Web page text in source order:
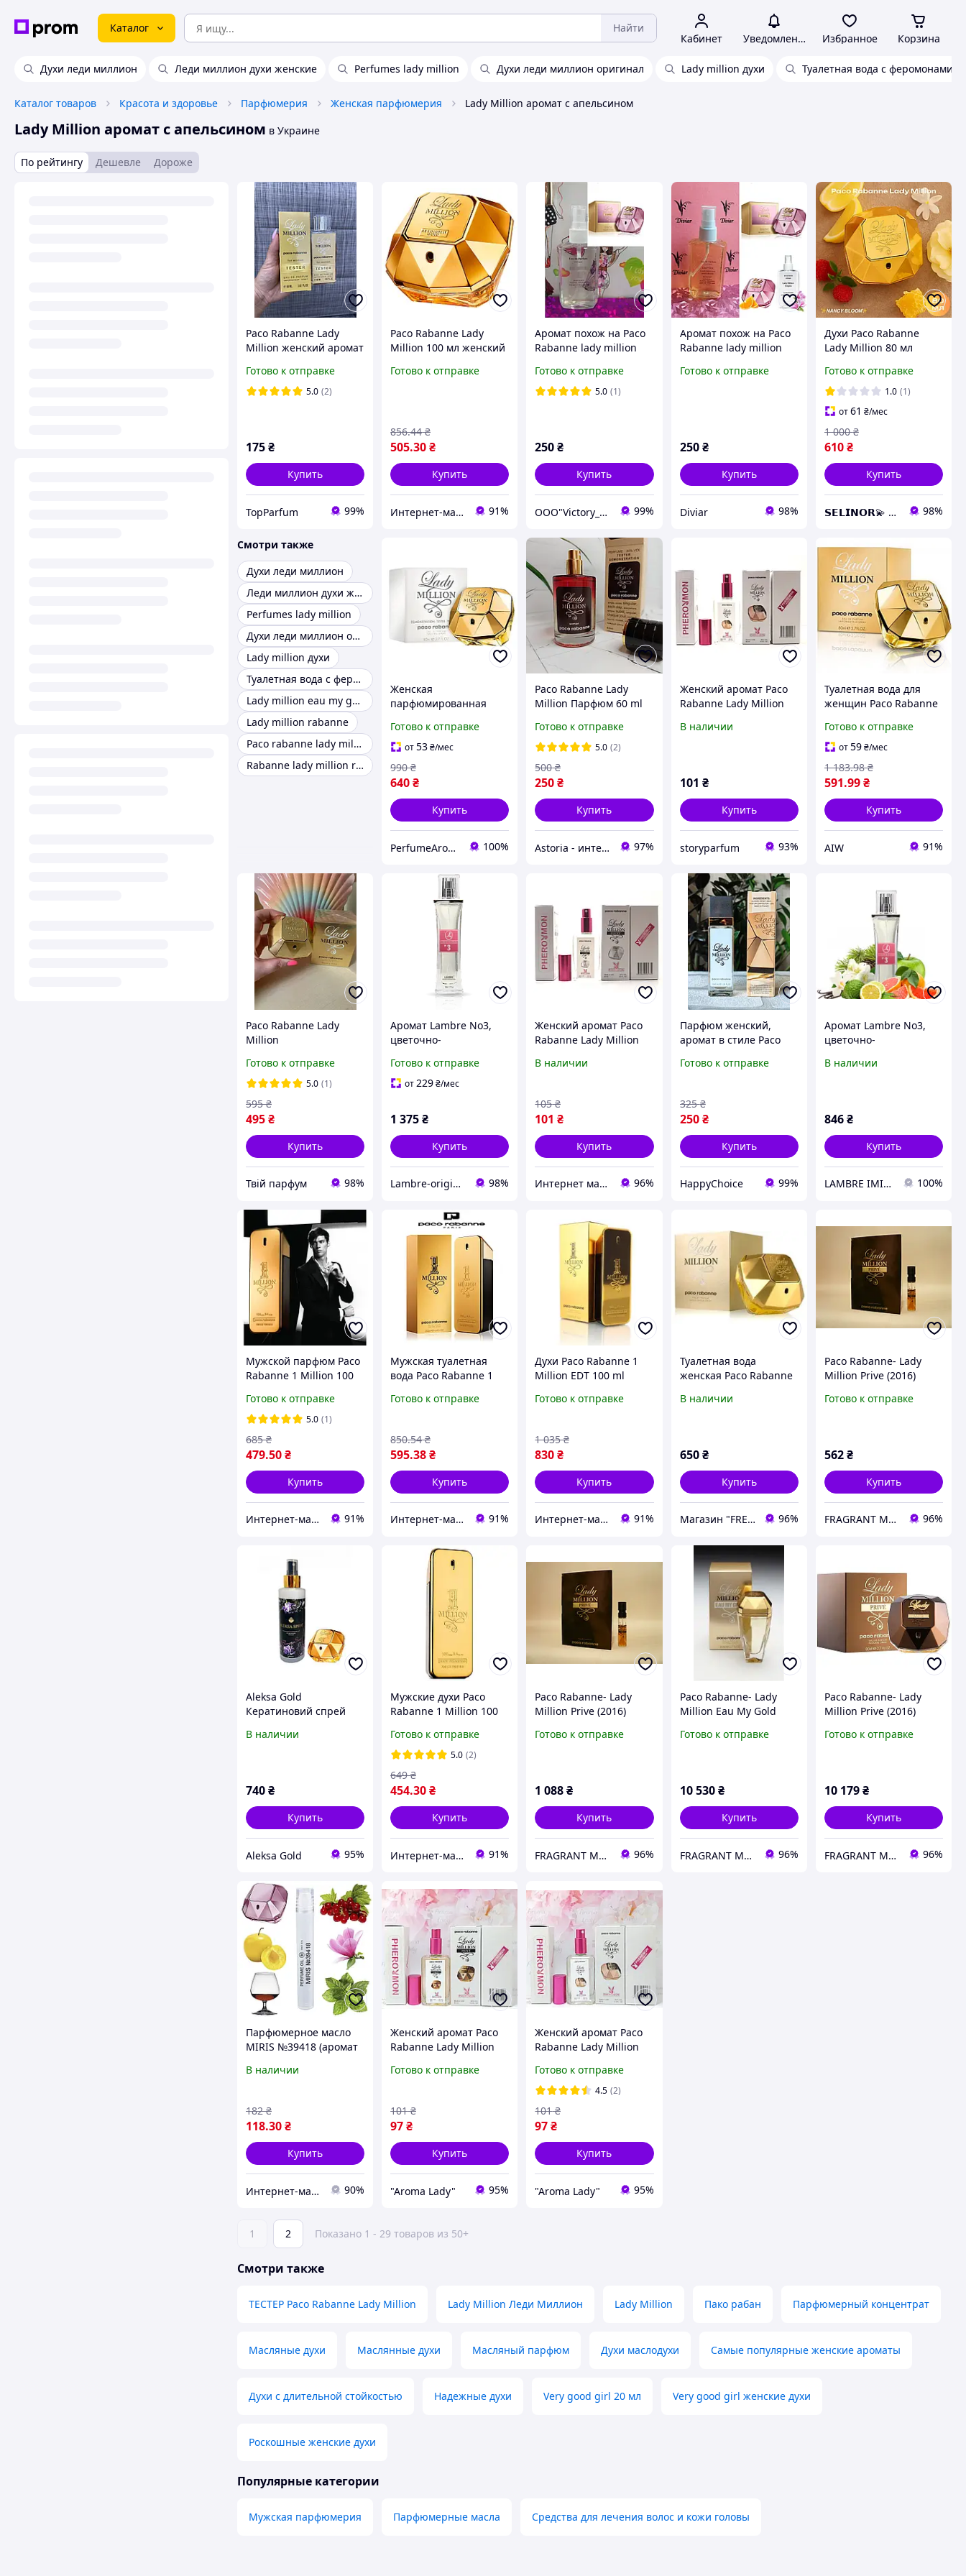
Каталог Найти
Кабинет Уведомления Избранное Корзина
Духи леди миллион Леди миллион духи женские Perfumes lady million Духи леди миллион оригинал Lady million духи Туалетная вода с феромонами
Каталог товаров Красота и здоровье Парфюмерия Женская парфюмерия Lady Million аромат с апельсином
Lady Million аромат с апельсином в Украине
По рейтингу Дешевле Дороже
Paco Rabanne Lady
Million женский аромат
Готово к отправке
5.0 (2)
175₴
Купить
TopParfum 99%
Paco Rabanne Lady
Million 100 мл женский
роскоши и соблазна,
Готово к отправке
505.30₴
856.44 ₴
Купить
Интернет-магазин Allegoriya 91%
Аромат похож на Paco
Rabanne lady million
французские духи,
парфюмерная вода,
Готово к отправке
5.0 (1)
250₴
Купить
OOO"Victory_Parfumerie" 99%
Аромат похож на Paco
Rabanne lady million
французские духи,
Готово к отправке
250 ₴
Купить
Diviar 98%
Духи Paco Rabanne
Lady Million 80 мл
фруктовый аромат
парфюма Пако Рабан
Лэйди Миллион
Готово к отправке
1.0 (1)
от61 ₴/мес
610₴
1 000 ₴
Купить
𝗦𝗘𝗟𝗜𝗡𝗢𝗥💫 Искусство аромата 98%
Смотри также
Духи леди миллион
Леди миллион духи женские
Perfumes lady million
Духи леди миллион оригинал
Lady million духи
Туалетная вода с феромонами для женщин
Lady million eau my gold
Lady million rabanne
Paco rabanne lady million летуаль
Rabanne lady million royal
Женская
парфюмированная
Lady Million 80ml
тестер оригинал,
цветочный фруктовый
аромат
Готово к отправке
от53₴/мес
640₴
990 ₴
Купить
PerfumeAroma 100%
Paco Rabanne Lady
Million Парфюм 60 ml
Пако Рабан Леди
Миллион Милион
Аромат Духи
Готово к отправке
5.0 (2)
250₴
500 ₴
Купить
Astoria - интернет-магазин косметики и парфюмерии 97%
Женский аромат Paco
Rabanne Lady Million
Миллион) с феромоном
В наличии
101 ₴
Купить
storyparfum 93%
Туалетная вода для
женщин Paco Rabanne
(свежий цветочный
аромат) Леди Миллион
AIW W
Готово к отправке
от59₴/мес
591.99₴
1 183.98 ₴
Купить
AIW 91%
Paco Rabanne Lady
Million
вода 80 ml Пако Рабан
Леди Миллион Милион
Готово к отправке
5.0 (1)
495₴
595 ₴
Купить
Твій парфум 98%
Аромат Lambre No3,
цветочно-
соблазнительной
сладостью - LADY
вода, 50мл
Готово к отправке
от229₴/мес
1 375₴
Купить
Lambre-original 98%
Женский аромат Paco
Rabanne Lady Million
Миллион Лаки) с
В наличии
101 ₴
105 ₴
Купить
Интернет магазин "Aroma Glamour" 96%
Парфюм женский,
аромат в стиле Paco
(Пако Рабан Леди
Готово к отправке
250 ₴
325 ₴
Купить
HappyChoice 99%
Аромат Lambre No3,
цветочно-
соблазнительной
В наличии
846₴
Купить
LAMBRE ІМІДЖ-СТУДІЯ 100%
Мужской парфюм Paco
Rabanne 1 Million 100
древесный аромат для
уверенных в себе, с
нотами апельсина,
амбры, кожи и
Готово к отправке
5.0 (1)
479.50₴
685 ₴
Купить
Интернет-магазин Allegoriya 91%
Мужская туалетная
вода Paco Rabanne 1
древесный аромат,
грейпфрута,
апельсина, корицы,
розы
Готово к отправке
595.38₴
850.54 ₴
Купить
Интернет-магазин Allegoriya 91%
Духи Paco Rabanne 1
Million EDT 100 ml
кожанный аромат с
апельсина, кожа и
белого кедра
Готово к отправке
830₴
1 035 ₴
Купить
Интернет-магазин Allegoriya 91%
Туалетная вода
женская Paco Rabanne
магнитной лентой)
В наличии
650 ₴
Купить
Магазин "FREYAmarket" 96%
Paco Rabanne- Lady
Million Prive (2016)
вода 1,5 мл (пробник)
Готово к отправке
562₴
Купить
FRAGRANT ME - Редкая и Винтажная Оригинальная Парфюмерия 96%
Aleksa Gold
Кератиновий спрей
термозахистом Aleksa
В наличии
740₴
Купить
Aleksa Gold 95%
Мужские духи Paco
Rabanne 1 Million 100
клубный древесно-
пряный аромат с
нотами мяты, корицы и
кожи
Готово к отправке
5.0 (2)
454.30₴
649 ₴
Купить
Интернет-магазин Allegoriya 91%
Paco Rabanne- Lady
Million Prive (2016)
вода 3 мл (пробник)
Готово к отправке
1 088₴
Купить
FRAGRANT ME - Редкая и Винтажная Оригинальная Парфюмерия 96%
Paco Rabanne- Lady
Million Eau My Gold
(ТЕСТЕР) 80 мл. Винтаж
Готово к отправке
10 530 ₴
Купить
FRAGRANT ME - Редкая и Винтажная Оригинальная Парфюмерия 96%
Paco Rabanne- Lady
Million Prive (2016)
вода 30 мл. Винтаж
Готово к отправке
10 179₴
Купить
FRAGRANT ME - Редкая и Винтажная Оригинальная Парфюмерия 96%
Парфюмерное масло
MIRIS №39418 (аромат
Empire) Женское 10 ml
В наличии
118.30₴
182 ₴
Купить
Интернет-магазин MIRIS 90%
Женский аромат Paco
Rabanne Lady Million
Миллион Прив) с
Готово к отправке
97₴
101 ₴
Купить
"Aroma Lady" 95%
Женский аромат Paco
Rabanne Lady Million
Миллион) с феромоном
60 мл
Готово к отправке
4.5 (2)
97₴
101 ₴
Купить
"Aroma Lady" 95%
1 2 Показано 1 - 29 товаров из 50+
Смотри также
ТЕСТЕР Paco Rabanne Lady Million Lady Million Леди Миллион Lady Million Пако рабан Парфюмерный концентрат
Масляные духи Маслянные духи Масляный парфюм Духи маслодухи Самые популярные женские ароматы
Духи с длительной стойкостью Надежные духи Very good girl 20 мл Very good girl женские духи
Роскошные женские духи
Популярные категории
Мужская парфюмерия Парфюмерные масла Средства для лечения волос и кожи головы